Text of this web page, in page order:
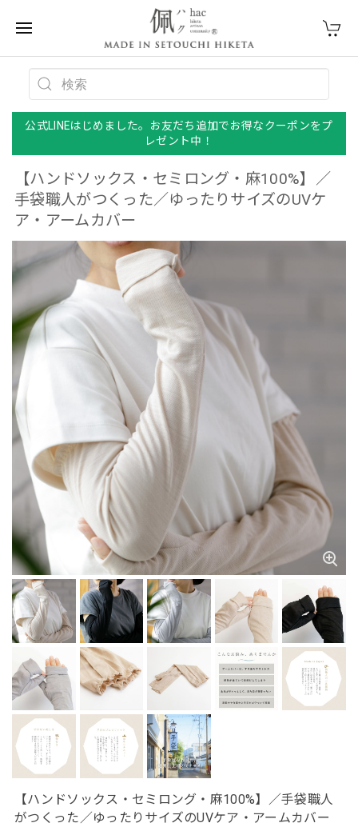
公式LINEはじめました。お友だち追加でお得なクーポンをプ
レゼント中！
【ハンドソックス・セミロング・麻100%】／
手袋職人がつくった／ゆったりサイズのUVケ
ア・アームカバー
【ハンドソックス・セミロング・麻100%】／手袋職人
がつくった／ゆったりサイズのUVケア・アームカバー